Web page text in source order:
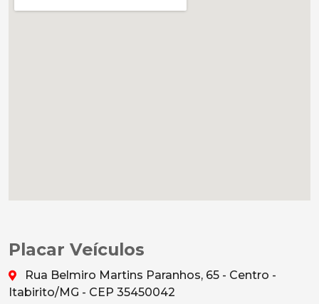
Placar Veículos
Rua Belmiro Martins Paranhos, 65 - Centro -
Itabirito/MG - CEP 35450042